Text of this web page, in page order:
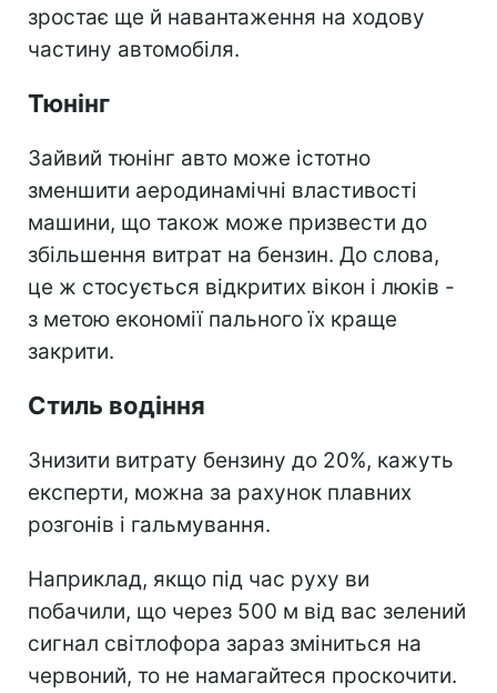
зростає ще й навантаження на ходову
частину автомобіля.
Тюнінг
Зайвий тюнінг авто може істотно
зменшити аеродинамічні властивості
машини, що також може призвести до
збільшення витрат на бензин. До слова,
це ж стосується відкритих вікон і люків -
з метою економії пального їх краще
закрити.
Стиль водіння
Знизити витрату бензину до 20%, кажуть
експерти, можна за рахунок плавних
розгонів і гальмування.
Наприклад, якщо під час руху ви
побачили, що через 500 м від вас зелений
сигнал світлофора зараз зміниться на
червоний, то не намагайтеся проскочити.